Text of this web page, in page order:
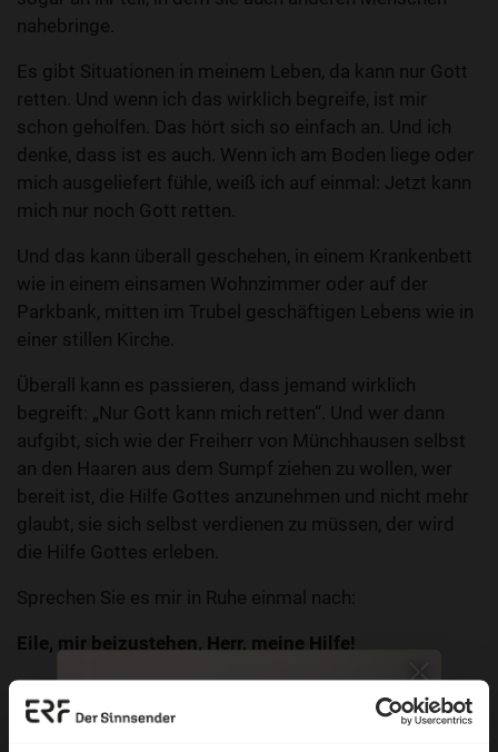
nahebringe.
Es gibt Situationen in meinem Leben, da kann nur Gott
retten. Und wenn ich das wirklich begreife, ist mir
schon geholfen. Das hört sich so einfach an. Und ich
denke, dass ist es auch. Wenn ich am Boden liege oder
mich ausgeliefert fühle, weiß ich auf einmal: Jetzt kann
mich nur noch Gott retten.
Und das kann überall geschehen, in einem Krankenbett
wie in einem einsamen Wohnzimmer oder auf der
Parkbank, mitten im Trubel geschäftigen Lebens wie in
einer stillen Kirche.
Überall kann es passieren, dass jemand wirklich
begreift: „Nur Gott kann mich retten“. Und wer dann
aufgibt, sich wie der Freiherr von Münchhausen selbst
an den Haaren aus dem Sumpf ziehen zu wollen, wer
bereit ist, die Hilfe Gottes anzunehmen und nicht mehr
glaubt, sie sich selbst verdienen zu müssen, der wird
die Hilfe Gottes erleben.
Sprechen Sie es mir in Ruhe einmal nach:
Eile, mir beizustehen, Herr, meine Hilfe!
Pfarrer Reinhard Arnold